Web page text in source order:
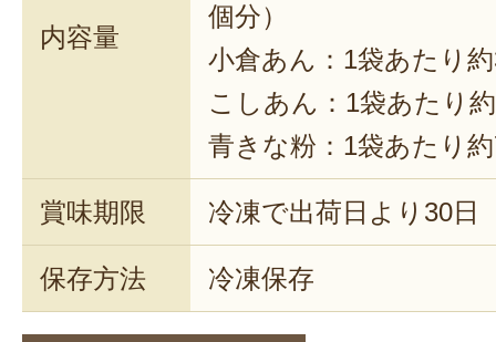
内容量
個分）
小倉あん：1袋あたり
こしあん：1袋あたり
青きな粉：1袋あたり
賞味期限 冷凍で出荷日より30日
保存方法 冷凍保存